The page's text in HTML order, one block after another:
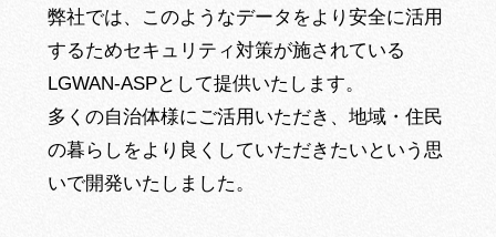
弊社では、このようなデータをより安全に活用
するためセキュリティ対策が施されている
LGWAN-ASPとして提供いたします。
多くの自治体様にご活用いただき、地域・住民
の暮らしをより良くしていただきたいという思
いで開発いたしました。